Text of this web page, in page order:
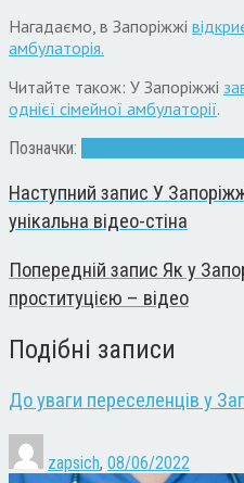
Нагадаємо, в Запоріжжі
амбулаторія.
Читайте також: У Запоріжжі
однієї сімейної амбулаторії.
Позначки:
Наступний запис У
унікальна відео-стіна
Попередній запис Як у
проституцією – відео
Подібні записи
До уваги переселенців у
zapsich, 08/06/2022